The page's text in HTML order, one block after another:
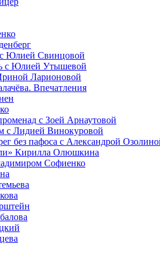
с Юлией Свинцовой
с Юлией Утышевой
Ларионовой
Впечатления
с Зоей Арнаутовой
с Лидией Винокуровой
без пафоса с Александрой
Кирилла Олюшкина
Софиенко